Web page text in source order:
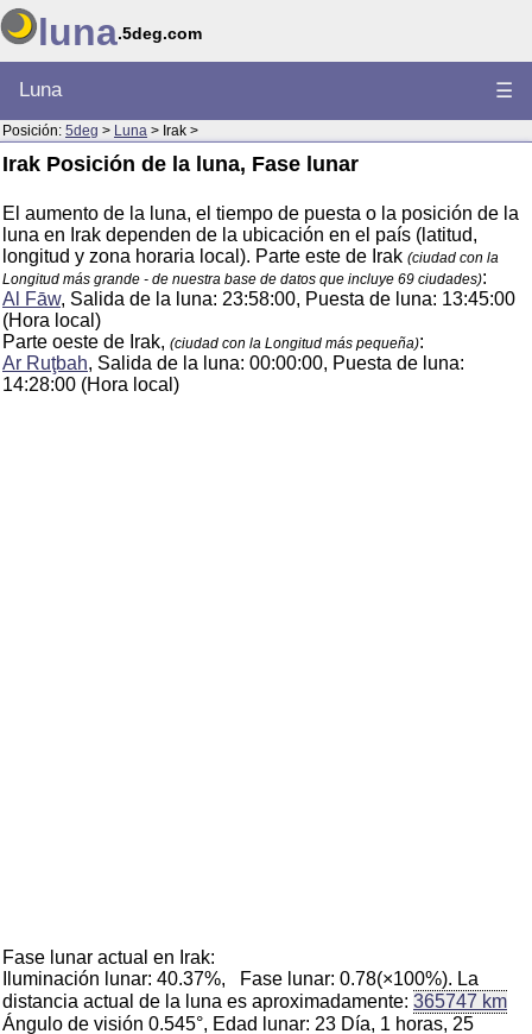
luna.5deg.com
Luna ☰
Posición: 5deg > Luna > Irak >
Irak Posición de la luna, Fase lunar
El aumento de la luna, el tiempo de puesta o la posición de la
luna en Irak dependen de la ubicación en el país (latitud,
longitud y zona horaria local). Parte este de Irak (ciudad con la
Longitud más grande - de nuestra base de datos que incluye 69 ciudades):
Al Fāw, Salida de la luna: 23:58:00, Puesta de luna: 13:45:00
(Hora local)
Parte oeste de Irak, (ciudad con la Longitud más pequeña):
Ar Ruţbah, Salida de la luna: 00:00:00, Puesta de luna:
14:28:00 (Hora local)
Fase lunar actual en Irak:
Iluminación lunar: 40.37%, Fase lunar: 0.78(×100%). La
distancia actual de la luna es aproximadamente: 365747 km
Ángulo de visión 0.545°, Edad lunar: 23 Día, 1 horas, 25